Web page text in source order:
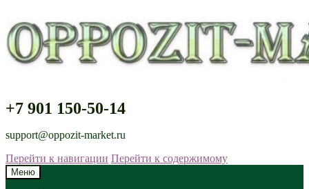
+7 901 150-50-14
support@oppozit-market.ru
Перейти к навигации Перейти к содержимому
Меню